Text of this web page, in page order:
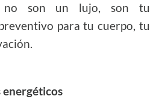
no son un lujo, son tu
para tu cuerpo, tu